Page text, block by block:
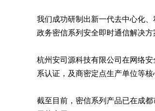
我们成功研制出新一代去中心化
政务密信系列安全即时通信解决
杭州安司源科技有限公司在网络
系认证，及商密定点生产单位等核
截至目前，密信系列产品已在成